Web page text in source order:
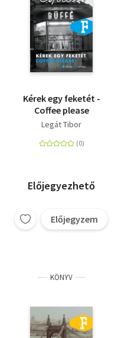
Kérek egy feketét -
Coffee please
Legát Tibor
Előjegyezhető
Előjegyzem
KÖNYV